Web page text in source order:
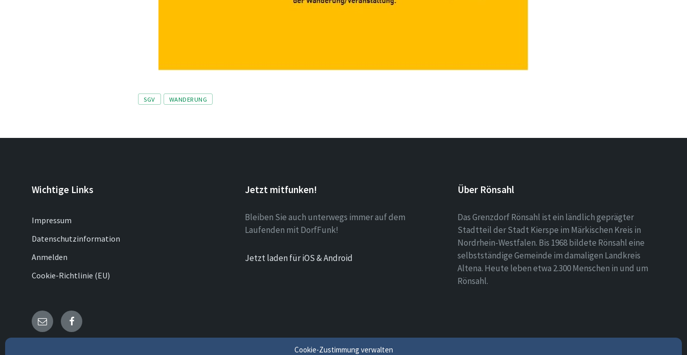
Cookie-Zustimmung verwalten
Tags
SGV WANDERUNG
Wichtige Links
Impressum
Datenschutzinformation
Anmelden
Cookie-Richtlinie (EU)
Jetzt mitfunken!
Bleiben Sie auch unterwegs immer auf dem
Laufenden mit DorfFunk!
Jetzt laden für iOS & Android
Über Rönsahl
Das Grenzdorf Rönsahl ist ein ländlich geprägter
Stadtteil der Stadt Kierspe im Märkischen Kreis in
Nordrhein-Westfalen. Bis 1968 bildete Rönsahl eine
selbstständige Gemeinde im damaligen Landkreis
Altena. Heute leben etwa 2.300 Menschen in und um
Rönsahl.
E- Facebook